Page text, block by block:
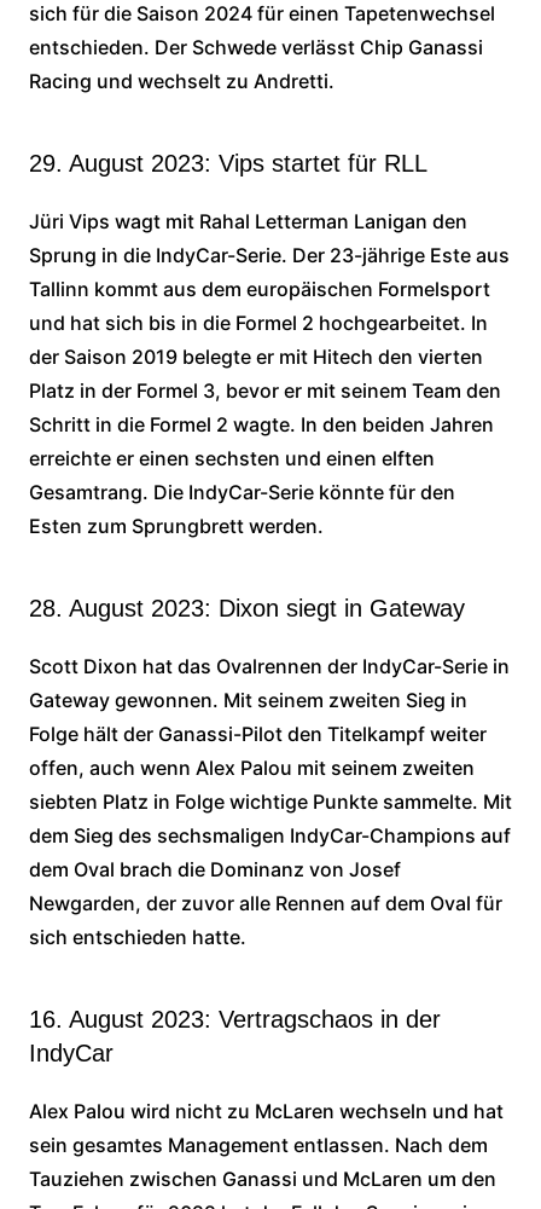
sich für die Saison 2024 für einen Tapetenwechsel
entschieden. Der Schwede verlässt Chip Ganassi
Racing und wechselt zu Andretti.
29. August 2023: Vips startet für RLL
Jüri Vips wagt mit Rahal Letterman Lanigan den
Sprung in die IndyCar-Serie. Der 23-jährige Este aus
Tallinn kommt aus dem europäischen Formelsport
und hat sich bis in die Formel 2 hochgearbeitet. In
der Saison 2019 belegte er mit Hitech den vierten
Platz in der Formel 3, bevor er mit seinem Team den
Schritt in die Formel 2 wagte. In den beiden Jahren
erreichte er einen sechsten und einen elften
Gesamtrang. Die IndyCar-Serie könnte für den
Esten zum Sprungbrett werden.
28. August 2023: Dixon siegt in Gateway
Scott Dixon hat das Ovalrennen der IndyCar-Serie in
Gateway gewonnen. Mit seinem zweiten Sieg in
Folge hält der Ganassi-Pilot den Titelkampf weiter
offen, auch wenn Alex Palou mit seinem zweiten
siebten Platz in Folge wichtige Punkte sammelte. Mit
dem Sieg des sechsmaligen IndyCar-Champions auf
dem Oval brach die Dominanz von Josef
Newgarden, der zuvor alle Rennen auf dem Oval für
sich entschieden hatte.
16. August 2023: Vertragschaos in der
IndyCar
Alex Palou wird nicht zu McLaren wechseln und hat
sein gesamtes Management entlassen. Nach dem
Tauziehen zwischen Ganassi und McLaren um den